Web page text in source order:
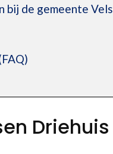
bij de gemeente
Driehuis